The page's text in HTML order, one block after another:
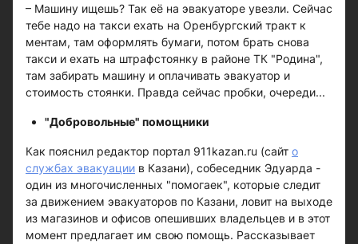
– Машину ищешь? Так её на эвакуаторе увезли. Сейчас
тебе надо на такси ехать на Оренбургский тракт к
ментам, там оформлять бумаги, потом брать снова
такси и ехать на штрафстоянку в районе ТК "Родина",
там забирать машину и оплачивать эвакуатор и
стоимость стоянки. Правда сейчас пробки, очереди...
"Добровольные" помощники
Как пояснил редактор портал 911kazan.ru (сайт о
службах эвакуации в Казани), собеседник Эдуарда -
один из многочисленных "помогаек", которые следит
за движением эвакуаторов по Казани, ловит на выходе
из магазинов и офисов опешивших владельцев и в этот
момент предлагает им свою помощь. Рассказывает